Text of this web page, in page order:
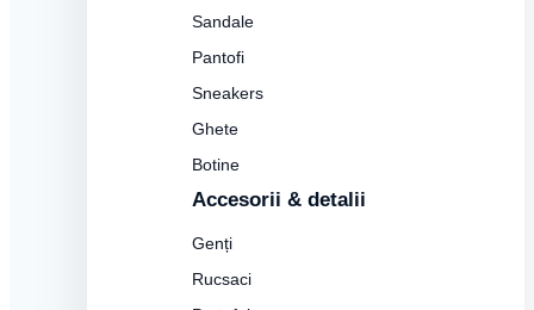
Sandale
Pantofi
Sneakers
Ghete
Botine
Accesorii & detalii
Genți
Rucsaci